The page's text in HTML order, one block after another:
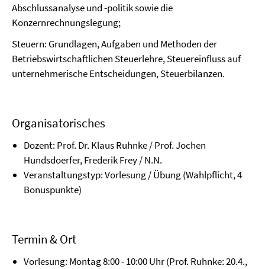
Abschlussanalyse und -politik sowie die
Konzernrechnungslegung;
Steuern: Grundlagen, Aufgaben und Methoden der
Betriebswirtschaftlichen Steuerlehre, Steuereinfluss auf
unternehmerische Entscheidungen, Steuerbilanzen.
Organisatorisches
Dozent: Prof. Dr. Klaus Ruhnke / Prof. Jochen
Hundsdoerfer, Frederik Frey / N.N.
Veranstaltungstyp: Vorlesung / Übung (Wahlpflicht, 4
Bonuspunkte)
Termin & Ort
Vorlesung: Montag 8:00 - 10:00 Uhr (Prof. Ruhnke: 20.4.,